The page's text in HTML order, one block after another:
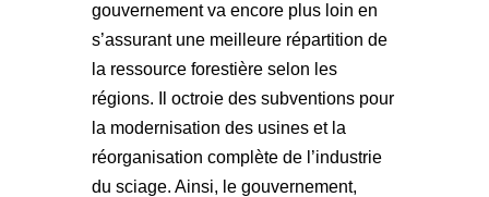
gouvernement va encore plus loin en
s’assurant une meilleure répartition de
la ressource forestière selon les
régions. Il octroie des subventions pour
la modernisation des usines et la
réorganisation complète de l’industrie
du sciage. Ainsi, le gouvernement,